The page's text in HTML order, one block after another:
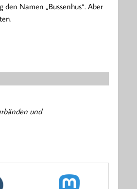
Namen „Bussenhus“. Aber
und